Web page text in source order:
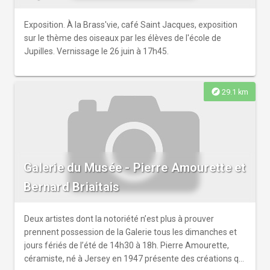
sentiment de revenir à la maison. Cette fois-ci, ses robes
et son travail sur les incendies en Australie vont investir les
3 grandes salles du Prieuré. Au-delà des créations dans le
de découvrir sa sensibilité face aux conséquences des
incendies qui ont ravagé une partie de l’Australie, son pays
d’origine. Hommes, faune, flore n’ont pas été épargnés par
le feu qui a dévasté une partie de son Australie natale en
Exposition. À la Brass'vie, café Saint Jacques, exposition
sur le thème des oiseaux par les élèves de l'école de
Jupilles. Vernissage le 26 juin à 17h45.
explore 29.1 km
Galerie du Musée - Pierre Amourette et
Bernard Briaitais
Deux artistes dont la notoriété n’est plus à prouver
prennent possession de la Galerie tous les dimanches et
jours fériés de l’été de 14h30 à 18h. Pierre Amourette,
céramiste, né à Jersey en 1947 présente des créations qui